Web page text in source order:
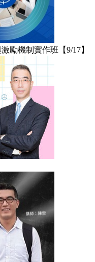
勵機制實作班【9/17】